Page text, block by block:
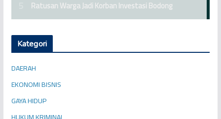
Kategori
DAERAH
EKONOMI BISNIS
GAYA HIDUP